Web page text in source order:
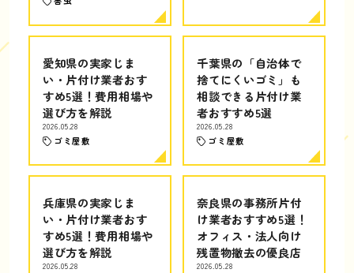
愛知県の実家じま
い・片付け業者おす
すめ5選！費用相場や
選び方を解説
2026.05.28
ゴミ屋敷
千葉県の「自治体で
捨てにくいゴミ」も
相談できる片付け業
者おすすめ5選
2026.05.28
ゴミ屋敷
兵庫県の実家じま
い・片付け業者おす
すめ5選！費用相場や
選び方を解説
2026.05.28
奈良県の事務所片付
け業者おすすめ5選！
オフィス・法人向け
残置物撤去の優良店
2026.05.28